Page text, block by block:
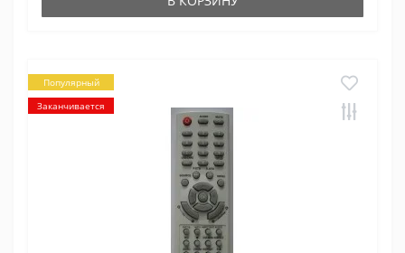
Популярный
Заканчивается